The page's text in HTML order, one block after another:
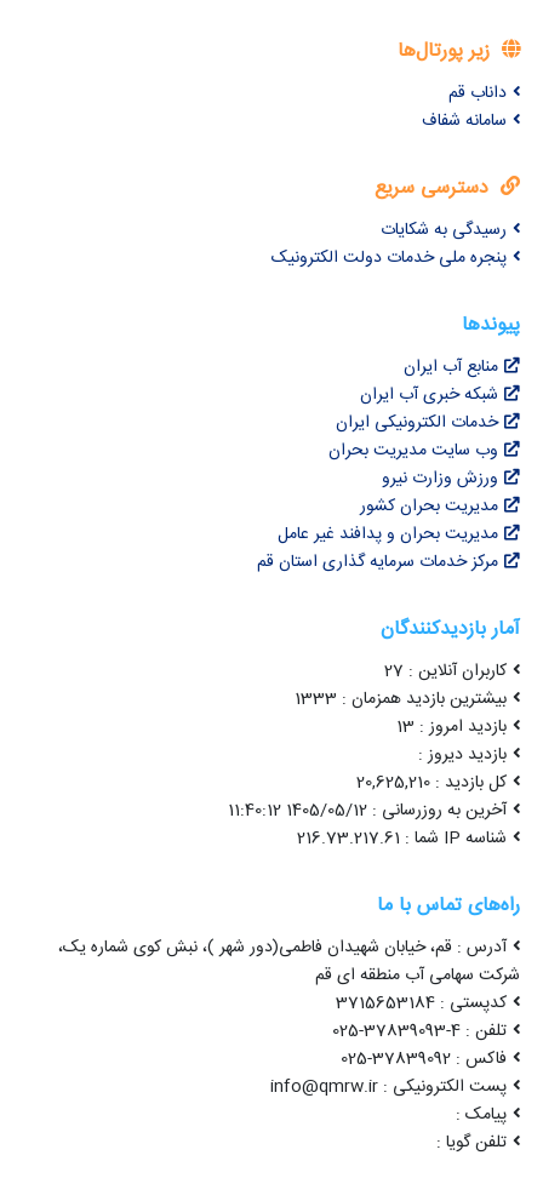
زیر پورتال‌ها
داناب قم
سامانه شفاف
دسترسی سریع
رسیدگی به شکایات
پنجره ملی خدمات دولت الکترونیک
پیوندها
منابع آب ایران
شبکه خبری آب ایران
خدمات الکترونیکی ایران
وب سایت مدیریت بحران
ورزش وزارت نیرو
مدیریت بحران کشور
مدیریت بحران و پدافند غیر عامل
مرکز خدمات سرمایه گذاری استان قم
آمار بازدیدکنندگان
کاربران آنلاین : 27
بیشترین بازدید همزمان : 1333
بازدید امروز : 13
بازدید دیروز :
کل بازدید : 20,625,210
آخرین به روزرسانی : 1405/05/12 11:40:12
شناسه IP شما : 216.73.217.61
راه‌های تماس با ما
آدرس : قم، خیابان شهیدان فاطمی(دور شهر )، نبش کوی شماره یک،
شرکت سهامی آب منطقه ای قم
کدپستی : 3715653184
تلفن : 4-37839093-025
فاکس : 37839092-025
پست الکترونیکی : info@qmrw.ir
پیامک :
تلفن گویا :